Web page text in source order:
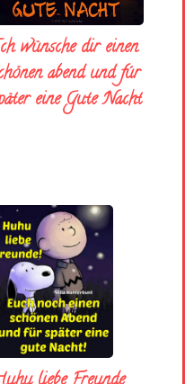
wünsche dir einen
abend und fúr
eine Gute Nacht